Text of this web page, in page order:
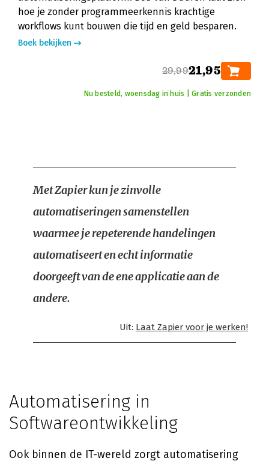
hoe je zonder programmeerkennis krachtige
workflows kunt bouwen die tijd en geld besparen.
Boek bekijken
29,9921,95
Nu besteld, woensdag in huis | Gratis verzonden
Met Zapier kun je zinvolle
automatiseringen samenstellen
waarmee je repeterende handelingen
automatiseert en echt informatie
doorgeeft van de ene applicatie aan de
andere.
Uit: Laat Zapier voor je werken!
Automatisering in
Softwareontwikkeling
Ook binnen de IT-wereld zorgt automatisering